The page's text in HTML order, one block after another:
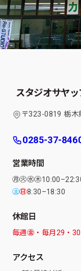
スタジオサヤ
〒323-0819 栃木
0285-37-
営業時間
㊊㊋㊌㊍
㊏㊐8:30–18:30
休館日
毎週㊎・毎月29・
アクセス